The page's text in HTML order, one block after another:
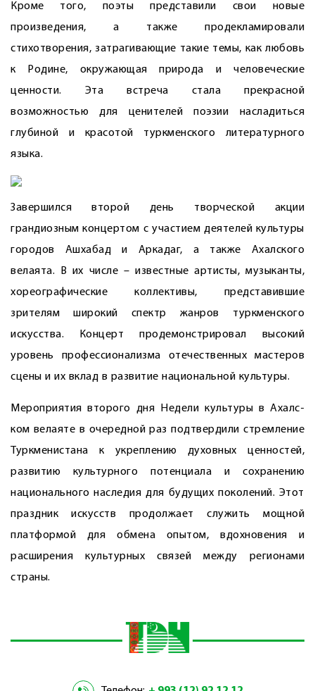
Кроме того, поэты представили свои новые
произведения, а также продекламировали
стихотворения, затрагивающие такие темы, как любовь
к Родине, окружающая природа и человеческие
ценности. Эта встреча стала прекрасной
возможностью для ценителей поэзии насладиться
глубиной и красотой туркменского литературного
языка.
Завершился второй день творческой акции
грандиозным концертом с участием деятелей культуры
городов Ашхабад и Аркадаг, а также Ахалского
велаята. В их числе – известные артисты, музыканты,
хореографические коллективы, представившие
зрителям широкий спектр жанров туркменского
искусства. Концерт продемонстрировал высокий
уровень профессионализма отечественных мастеров
сцены и их вклад в развитие национальной культуры.
Мероприятия второго дня Недели культуры в Ахал­с­
ком велаяте в очередной раз подтвердили стремление
Туркменистана к укреплению духовных ценностей,
развитию культурного потенциала и сохранению
национального наследия для будущих поколений. Этот
праздник искусств продолжает служить мощной
платформой для обмена опытом, вдохновения и
расширения культурных связей между регионами
страны.